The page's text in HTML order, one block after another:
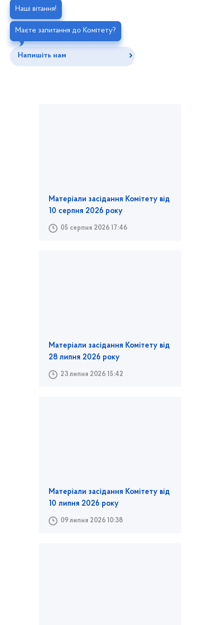
Наші вітання!
Маєте запитання до Комітету?
Напишіть нам
Матеріали засідання Комітету від
10 серпня 2026 року
05 серпня 2026 17:46
Матеріали засідання Комітету від
28 липня 2026 року
23 липня 2026 15:42
Матеріали засідання Комітету від
10 липня 2026 року
09 липня 2026 10:38